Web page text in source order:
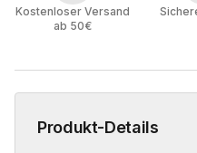
Kostenloser Versand
ab 50€
Produkt-Details